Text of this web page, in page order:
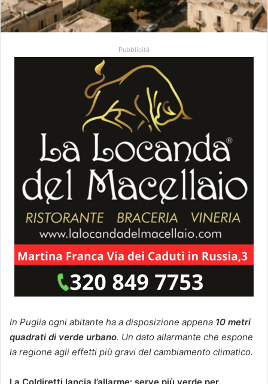
Pubblicità
In Puglia ogni abitante ha a disposizione appena 10 metri
quadrati di verde urbano. Un dato allarmante che espone
la regione agli effetti più gravi del cambiamento climatico.